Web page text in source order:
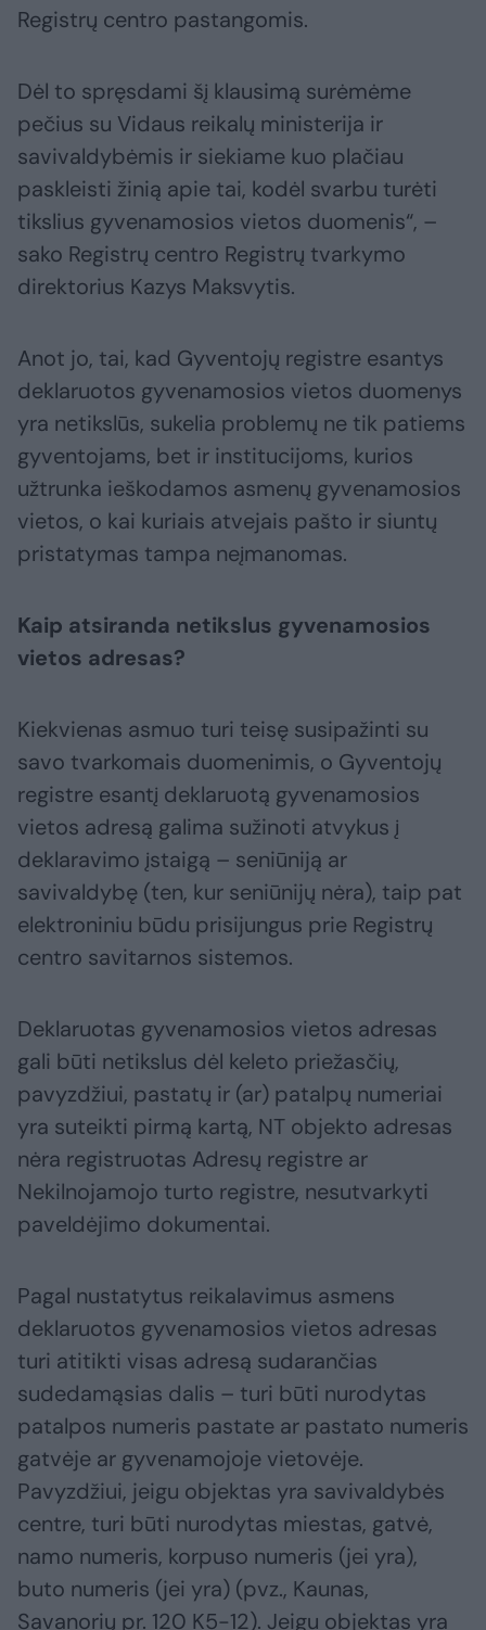
Registrų centro pastangomis.
Dėl to spręsdami šį klausimą surėmėme
pečius su Vidaus reikalų ministerija ir
savivaldybėmis ir siekiame kuo plačiau
paskleisti žinią apie tai, kodėl svarbu turėti
tikslius gyvenamosios vietos duomenis“, –
sako Registrų centro Registrų tvarkymo
direktorius Kazys Maksvytis.
Anot jo, tai, kad Gyventojų registre esantys
deklaruotos gyvenamosios vietos duomenys
yra netikslūs, sukelia problemų ne tik patiems
gyventojams, bet ir institucijoms, kurios
užtrunka ieškodamos asmenų gyvenamosios
vietos, o kai kuriais atvejais pašto ir siuntų
pristatymas tampa neįmanomas.
Kaip atsiranda netikslus gyvenamosios
vietos adresas?
Kiekvienas asmuo turi teisę susipažinti su
savo tvarkomais duomenimis, o Gyventojų
registre esantį deklaruotą gyvenamosios
vietos adresą galima sužinoti atvykus į
deklaravimo įstaigą – seniūniją ar
savivaldybę (ten, kur seniūnijų nėra), taip pat
elektroniniu būdu prisijungus prie Registrų
centro savitarnos sistemos.
Deklaruotas gyvenamosios vietos adresas
gali būti netikslus dėl keleto priežasčių,
pavyzdžiui, pastatų ir (ar) patalpų numeriai
yra suteikti pirmą kartą, NT objekto adresas
nėra registruotas Adresų registre ar
Nekilnojamojo turto registre, nesutvarkyti
paveldėjimo dokumentai.
Pagal nustatytus reikalavimus asmens
deklaruotos gyvenamosios vietos adresas
turi atitikti visas adresą sudarančias
sudedamąsias dalis – turi būti nurodytas
patalpos numeris pastate ar pastato numeris
gatvėje ar gyvenamojoje vietovėje.
Pavyzdžiui, jeigu objektas yra savivaldybės
centre, turi būti nurodytas miestas, gatvė,
namo numeris, korpuso numeris (jei yra),
buto numeris (jei yra) (pvz., Kaunas,
Savanorių pr. 120 K5-12). Jeigu objektas yra